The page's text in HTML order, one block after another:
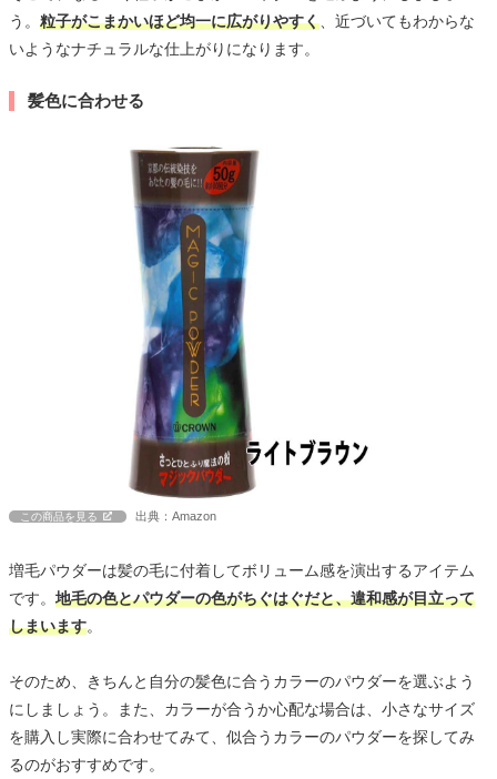
う。 粒子がこまかいほど均一に広がりやすく 、近づいてもわからな
いようなナチュラルな仕上がりになります。
髪色に合わせる
この商品を見る 出典：Amazon
増毛パウダーは髪の毛に付着してボリューム感を演出するアイテム
です。 地毛の色とパウダーの色がちぐはぐだと、違和感が目立って
しまいます。
そのため、きちんと自分の髪色に合うカラーのパウダーを選ぶよう
にしましょう。また、カラーが合うか心配な場合は、小さなサイズ
を購入し実際に合わせてみて、似合うカラーのパウダーを探してみ
るのがおすすめです。